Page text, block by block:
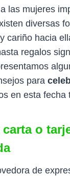
las mujeres
diversas
cariño hacia
regalos
para
en esta fecha
o
de